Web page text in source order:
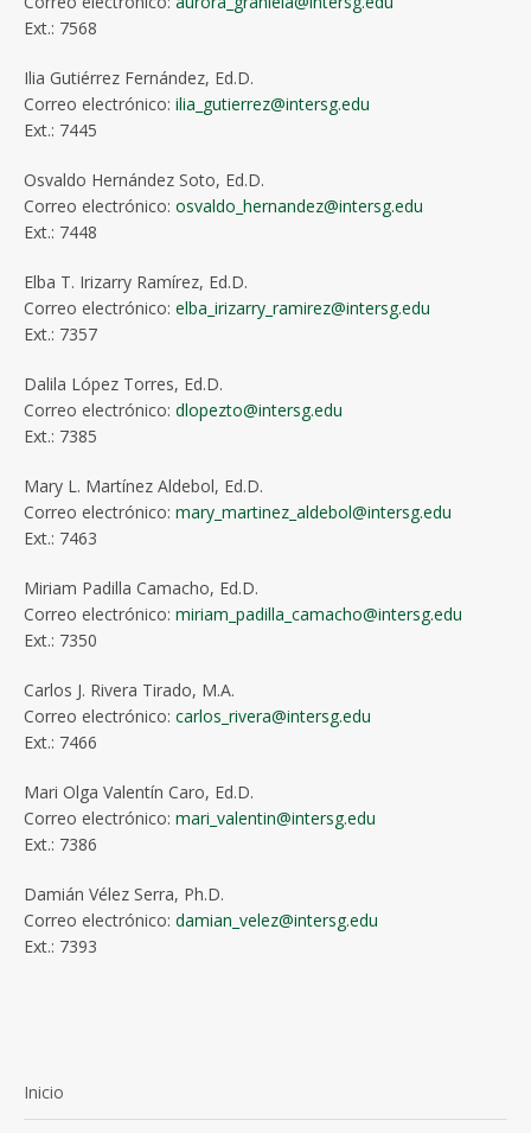
Ext.: 7568
Ilia Gutiérrez Fernández, Ed.D.
Correo electrónico: ilia_gutierrez@intersg.edu
Ext.: 7445
Osvaldo Hernández Soto, Ed.D.
Correo electrónico: osvaldo_hernandez@intersg.edu
Ext.: 7448
Elba T. Irizarry Ramírez, Ed.D.
Correo electrónico: elba_irizarry_ramirez@intersg.edu
Ext.: 7357
Dalila López Torres, Ed.D.
Correo electrónico: dlopezto@intersg.edu
Ext.: 7385
Mary L. Martínez Aldebol, Ed.D.
Correo electrónico: mary_martinez_aldebol@intersg.edu
Ext.: 7463
Miriam Padilla Camacho, Ed.D.
Correo electrónico: miriam_padilla_camacho@intersg.edu
Ext.: 7350
Carlos J. Rivera Tirado, M.A.
Correo electrónico: carlos_rivera@intersg.edu
Ext.: 7466
Mari Olga Valentín Caro, Ed.D.
Correo electrónico: mari_valentin@intersg.edu
Ext.: 7386
Damián Vélez Serra, Ph.D.
Correo electrónico: damian_velez@intersg.edu
Ext.: 7393
Inicio